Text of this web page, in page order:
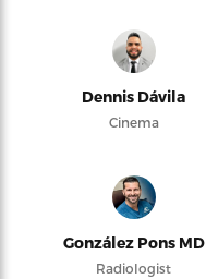
Dennis Dávila
Cinema
González Pons MD
Radiologist